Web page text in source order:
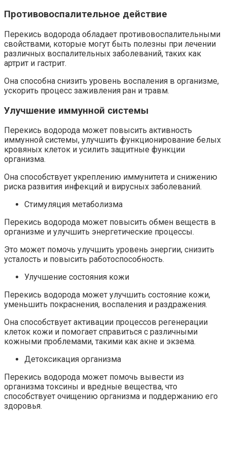
Противовоспалительное действие
Перекись водорода обладает противовоспалительными
свойствами, которые могут быть полезны при лечении
различных воспалительных заболеваний, таких как
артрит и гастрит.
Она способна снизить уровень воспаления в организме,
ускорить процесс заживления ран и травм.
Улучшение иммунной системы
Перекись водорода может повысить активность
иммунной системы, улучшить функционирование белых
кровяных клеток и усилить защитные функции
организма.
Она способствует укреплению иммунитета и снижению
риска развития инфекций и вирусных заболеваний.
Стимуляция метаболизма
Перекись водорода может повысить обмен веществ в
организме и улучшить энергетические процессы.
Это может помочь улучшить уровень энергии, снизить
усталость и повысить работоспособность.
Улучшение состояния кожи
Перекись водорода может улучшить состояние кожи,
уменьшить покраснения, воспаления и раздражения.
Она способствует активации процессов регенерации
клеток кожи и помогает справиться с различными
кожными проблемами, такими как акне и экзема.
Детоксикация организма
Перекись водорода может помочь вывести из
организма токсины и вредные вещества, что
способствует очищению организма и поддержанию его
здоровья.